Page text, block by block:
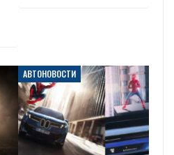
АВТОНОВОСТИ